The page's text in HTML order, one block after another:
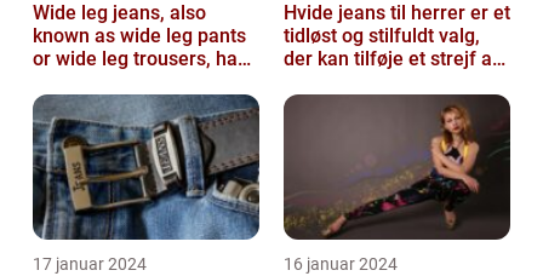
Wide leg jeans, also
known as wide leg pants
or wide leg trousers, have
fashion tre...
Hvide jeans til herrer er et
tidløst og stilfuldt valg,
der kan tilføje et strejf af
17 januar 2024 16 januar 2024